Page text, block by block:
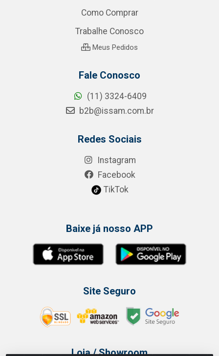
Como Comprar
Trabalhe Conosco
Meus Pedidos
Fale Conosco
(11) 3324-6409
b2b@issam.com.br
Redes Sociais
Instagram
Facebook
TikTok
Baixe já nosso APP
Site Seguro
Loja / Showroom